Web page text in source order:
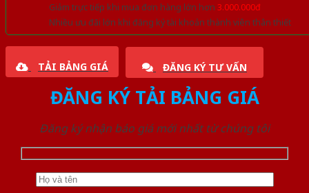
Giảm trực tiếp khi mua đơn hàng lớn hơn 3.000.000đ
Nhiều ưu đãi lớn khi đăng ký tài khoản thành viên thân thiết
TẢI BẢNG GIÁ ĐĂNG KÝ TƯ VẤN
ĐĂNG KÝ TẢI BẢNG GIÁ
Đăng ký nhận báo giá mới nhất từ chúng tôi